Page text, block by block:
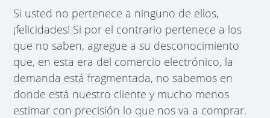
Si usted no pertenece a ninguno de ellos,
¡felicidades! Si por el contrario pertenece a los
que no saben, agregue a su desconocimiento
que, en esta era del comercio electrónico, la
demanda está fragmentada, no sabemos en
donde está nuestro cliente y mucho menos
estimar con precisión lo que nos va a comprar.